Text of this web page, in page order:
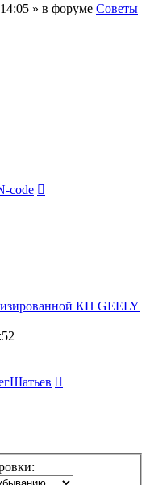
» в форуме Советы
code
КП GEELY